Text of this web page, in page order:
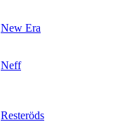
New Era
Neff
Resteröds